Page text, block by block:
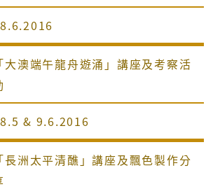
「大澳端午龍舟遊涌」講座及考察活
& 9.6.2016
「長洲太平清醮」講座及飄色製作分